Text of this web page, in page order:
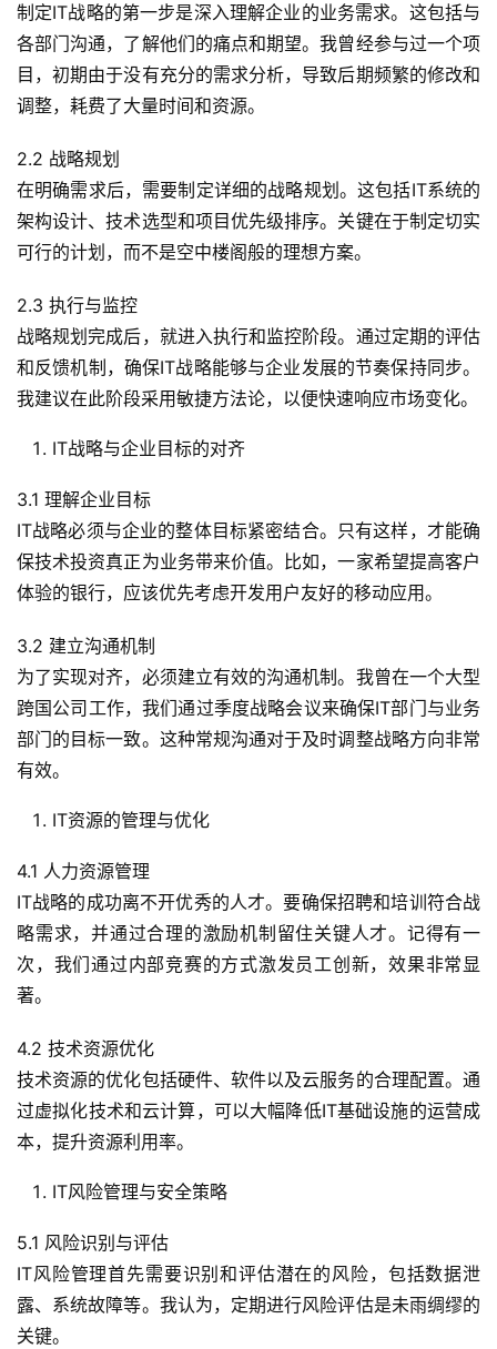
制定IT战略的第一步是深入理解企业的业务需求。这包括与
各部门沟通，了解他们的痛点和期望。我曾经参与过一个项
目，初期由于没有充分的需求分析，导致后期频繁的修改和
调整，耗费了大量时间和资源。
2.2 战略规划
在明确需求后，需要制定详细的战略规划。这包括IT系统的
架构设计、技术选型和项目优先级排序。关键在于制定切实
可行的计划，而不是空中楼阁般的理想方案。
2.3 执行与监控
战略规划完成后，就进入执行和监控阶段。通过定期的评估
和反馈机制，确保IT战略能够与企业发展的节奏保持同步。
我建议在此阶段采用敏捷方法论，以便快速响应市场变化。
IT战略与企业目标的对齐
3.1 理解企业目标
IT战略必须与企业的整体目标紧密结合。只有这样，才能确
保技术投资真正为业务带来价值。比如，一家希望提高客户
体验的银行，应该优先考虑开发用户友好的移动应用。
3.2 建立沟通机制
为了实现对齐，必须建立有效的沟通机制。我曾在一个大型
跨国公司工作，我们通过季度战略会议来确保IT部门与业务
部门的目标一致。这种常规沟通对于及时调整战略方向非常
有效。
IT资源的管理与优化
4.1 人力资源管理
IT战略的成功离不开优秀的人才。要确保招聘和培训符合战
略需求，并通过合理的激励机制留住关键人才。记得有一
次，我们通过内部竞赛的方式激发员工创新，效果非常显
著。
4.2 技术资源优化
技术资源的优化包括硬件、软件以及云服务的合理配置。通
过虚拟化技术和云计算，可以大幅降低IT基础设施的运营成
本，提升资源利用率。
IT风险管理与安全策略
5.1 风险识别与评估
IT风险管理首先需要识别和评估潜在的风险，包括数据泄
露、系统故障等。我认为，定期进行风险评估是未雨绸缪的
关键。